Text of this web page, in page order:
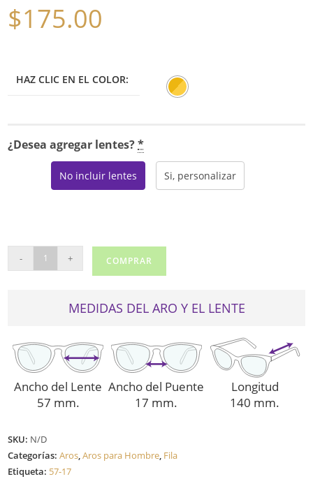
$175.00
HAZ CLIC EN EL COLOR:
¿Desea agregar lentes?*
No incluir lentes Si, personalizar
VFI293
- + COMPRAR
MEDIDAS DEL ARO Y EL LENTE
Ancho del Lente
57 mm.
Ancho del Puente
17 mm.
Longitud
140 mm.
SKU: N/D
Categorías:Aros,Aros para Hombre, Fila
Etiqueta: 57-17